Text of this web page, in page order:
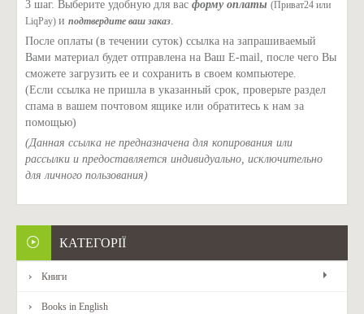
3 шаг. Выберите удобную для вас форму оплаты (Приват24 или
LiqPay) и подтвердите ваш заказ.
После оплаты (в течении суток) ссылка на запрашиваемый
Вами материал будет отправлена на Ваш E-mail, после чего Вы
сможете загрузить ее и сохранить в своем компьютере.
(Если ссылка не пришла в указанный срок, проверьте раздел
спама в вашем почтовом ящике или обратитесь к нам за
помощью)
(Данная ссылка не предназначена для копирования или
рассылки и предоставляется индивидуально, исключительно
для личного пользования)
КАТЕГОРІЇ
Книги
Books in English